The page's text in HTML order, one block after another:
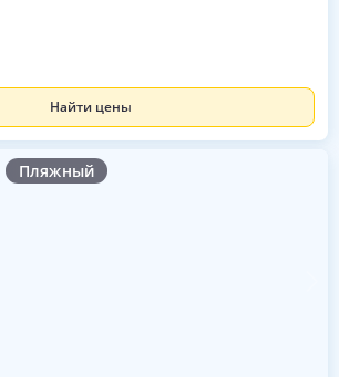
Найти цены
Пляжный